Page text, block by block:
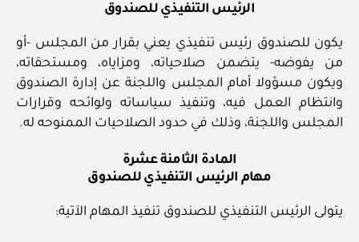
الرئيس التنفيذي للصندوق
يكون للصندوق رئيس تنفيذي يعني بقرار من المجلس -أو
من يفوضه- يتضمن صلاحياته، ومزاياه، ومستحقاته،
ويكون مسؤولا أمام المجلس واللجنة عن إدارة الصندوق
وانتظام العمل فيه، وتنفيذ سياساته ولوائحه وقرارات
المجلس واللجنة، وذلك في حدود الصلاحيات الممنوحه له.
المادة الثامنة عشرة
مهام الرئيس التنفيذي للصندوق
يتولى الرئيس التنفيذي للصندوق تنفيذ المهام الآتية: